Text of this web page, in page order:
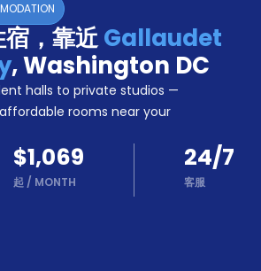
，靠近Gallaudet
,Washington DC
halls to private studios —
rooms near your
$1,069
起 / MONTH
24/7
客服